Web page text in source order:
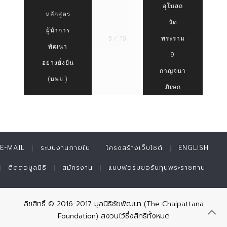
หลักสูตร
ผู้นำการ
พัฒนา
อย่างยั่งยืน
(นพย.)
5 / 15
อุโบสถ
วัด
พระราม
9
กาญจนา
ภิเษก
E-MAIL ระบบงานภายใน โครงสร้างเว็บไซต์ ENGLISH
ติดต่อมูลนิธิ สมัครงาน แบบฟอร์มขอรับทุนพระราชทาน
ลิขสิทธิ์ © 2016-2017 มูลนิธิชัยพัฒนา (The Chaipattana
Foundation) สงวนไว้ซึ่งสิทธิทั้งหมด